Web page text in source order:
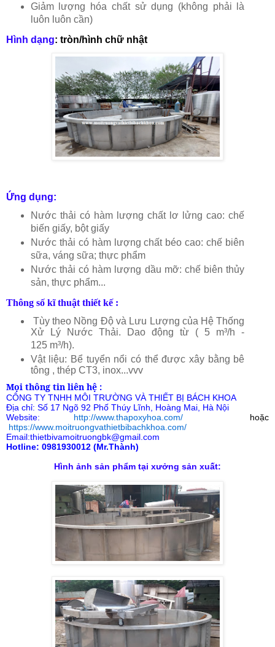
Giảm lượng hóa chất sử dụng (không phải là
luôn luôn cần)
Hình dạng: tròn/hình chữ nhật
Ứng dụng:
Nước thải có hàm lượng chất lơ lửng cao: chế
biến giấy, bột giấy
Nước thải có hàm lượng chất béo cao: chế biên
sữa, váng sữa; thực phẩm
Nước thải có hàm lượng dầu mỡ: chế biên thủy
sản, thực phẩm...
​Thông số kĩ thuật thiết kế:
Tùy theo Nồng Độ và Lưu Lượng của Hệ Thống
Xử Lý Nước Thải. Dao động từ ( 5 m³/h -
125 m³/h).
Vật liệu: Bể tuyển nổi có thể được xây bằng bê
tông , thép CT3, inox...vvv
Mọi thông tin liên hệ :
CÔNG TY TNHH MÔI TRƯỜNG VÀ THIẾT BỊ BÁCH KHOA
Địa chỉ: Số 17 Ngõ 92 Phố Thúy Lĩnh, Hoàng Mai, Hà Nội
Website: http://www.thapoxyhoa.com/hoặc
https://www.moitruongvathietbibachkhoa.com/
Email:thietbivamoitruongbk@gmail.com
Hotline: 0981930012 (Mr.Thành)
Hình ảnh sản phẩm tại xưởng sản xuất: